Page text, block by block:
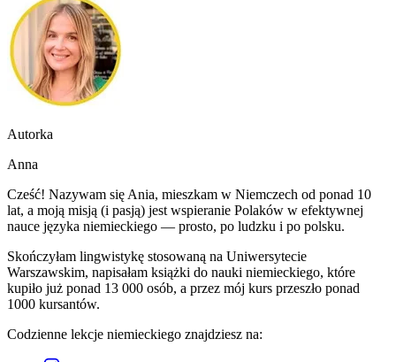
Autorka
Anna
Cześć! Nazywam się Ania, mieszkam w Niemczech od ponad 10
lat, a moją misją (i pasją) jest wspieranie Polaków w efektywnej
nauce języka niemieckiego — prosto, po ludzku i po polsku.
Skończyłam lingwistykę stosowaną na Uniwersytecie
Warszawskim, napisałam książki do nauki niemieckiego, które
kupiło już ponad 13 000 osób, a przez mój kurs przeszło ponad
1000 kursantów.
Codzienne lekcje niemieckiego znajdziesz na: